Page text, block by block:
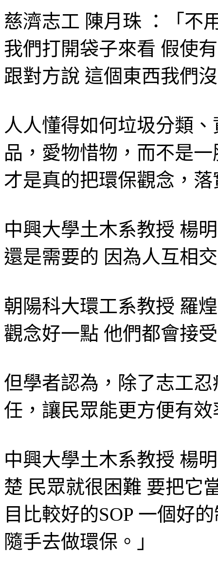
慈濟志工 陳月珠 ：「不
我們打開袋子來看 假使
跟對方說 這個東西我們
人人懂得如何垃圾分類
品，愛物惜物，而不是
才是真的把環保觀念，
中興大學土木系教授 楊
還是需要的 因為人互相
朝陽科大環工系教授 羅
觀念好一點 他們都會接
但學者認為，除了志工
任，讓民眾能更方便有
中興大學土木系教授 楊
楚 民眾就很困難 要把它
目比較好的SOP 一個好
隨手去做環保。」